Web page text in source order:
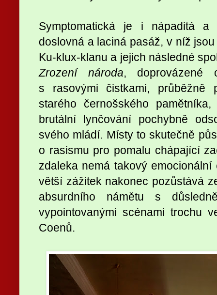
Symptomatická je i nápaditá
doslovná a laciná pasáž, v níž
Ku-klux-klanu a jejich následné
Zrození národa, doprovázené
s rasovými čistkami, průběžně
starého černošského
brutální lynčování pochybně
svého mládí. Místy to skutečně
o rasismu pro pomalu chápající
zdaleka nemá takový
větší zážitek nakonec pozůstává
absurdního námětu s
vypointovanými scénami trochu
Coenů.